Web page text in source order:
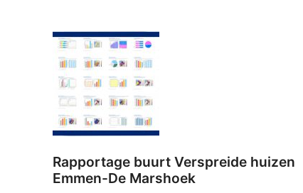
Rapportage buurt Verspreide huizen
Emmen-De Marshoek